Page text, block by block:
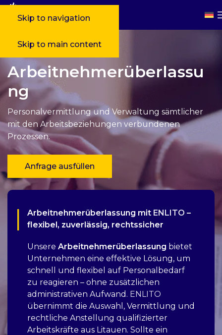
Skip to navigation
Skip to main content
Arbeitnehmerüberlassu
ng
Personalvermittlung und Verwaltung sämtlicher
mit den Arbeitsbeziehungen verbundenen
Prozessen.
Anfrage ausfüllen
Arbeitnehmerüberlassung mit ENLITO –
flexibel, zuverlässig, rechtssicher
Unsere Arbeitnehmerüberlassung bietet
Unternehmen eine effektive Lösung, um
schnell und flexibel auf Personalbedarf
zu reagieren – ohne zusätzlichen
administrativen Aufwand. ENLITO
übernimmt die Auswahl, Vermittlung und
rechtliche Anstellung qualifizierter
Arbeitskräfte aus Litauen. Sollte ein